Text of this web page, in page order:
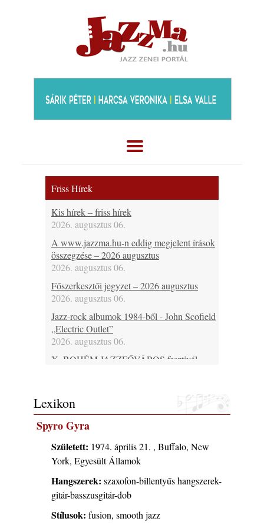
Friss Hírek
Kis hírek – friss hírek
2026. augusztus 06.
A www.jazzma.hu-n eddig megjelent írások
összegzése – 2026 augusztus
2026. augusztus 06.
Főszerkesztői jegyzet – 2026 augusztus
2026. augusztus 06.
Jazz-rock albumok 1984-ből - John Scofield
„Electric Outlet”
2026. augusztus 06.
X. BOHÉM JAZZFŐVÁROS fesztivál,
tánc!
2026. augusztus 05.
Magyar Jazz ABC – 541. rész: Juhász
2026. augusztus 05.
Jazz-rock albumok 1983-ból - John Scofield
„Out like a Light”
2026. augusztus 05.
Jazz-rock albumok 1982-ből - John Scofield
Lexikon
Spyro Gyra
Született: 1974. április 21. , Buffalo, New
York, Egyesült Államok
Hangszerek: szaxofon-billentyűs hangszerek-
gitár-basszusgitár-dob
Stílusok: fusion, smooth jazz